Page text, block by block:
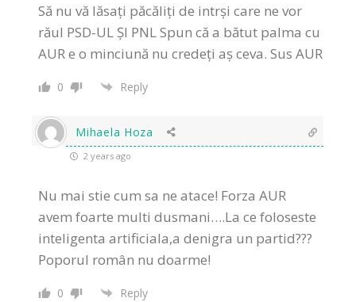
Să nu vă lăsați păcăliți de intrși care ne vor
răul PSD-UL ȘI PNL Spun că a bătut palma cu
AUR e o minciună nu credeți aș ceva. Sus AUR
0 Reply
Mihaela Hoza
2 years ago
Nu mai stie cum sa ne atace! Forza AUR
avem foarte multi dusmani….La ce foloseste
inteligenta artificiala,a denigra un partid???
Poporul român nu doarme!
0 Reply